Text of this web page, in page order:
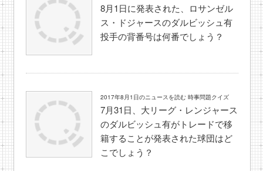
8月1日に発表された、ロサンゼル
ス・ドジャースのダルビッシュ有
投手の背番号は何番でしょう？
2017年8月1日のニュースを読む 時事問題クイズ
7月31日、大リーグ・レンジャース
のダルビッシュ有がトレードで移
籍することが発表された球団はど
こでしょう？